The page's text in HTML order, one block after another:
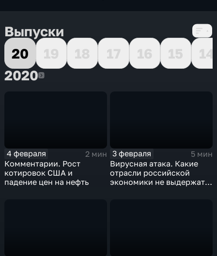
Выпуски
20
19 18 17 16 15
14
20202020
4 февраля
2 мин
Комментарии. Рост
котировок США и
падение цен на нефть
3 февраля
5 мин
Вирусная атака. Какие
отрасли российской
экономики не выдержат